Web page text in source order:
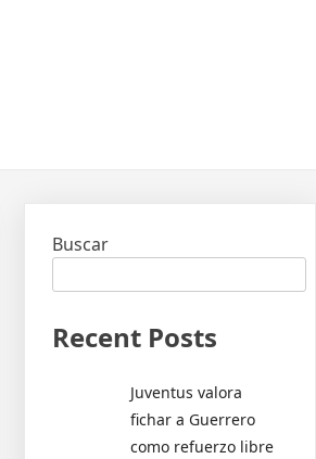
Buscar
Recent Posts
Juventus valora
fichar a Guerrero
como refuerzo libre